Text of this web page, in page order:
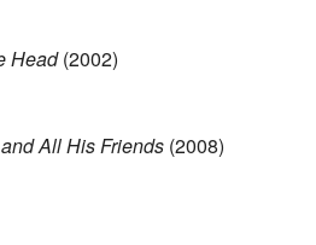
Head(2002)
All His Friends (2008)